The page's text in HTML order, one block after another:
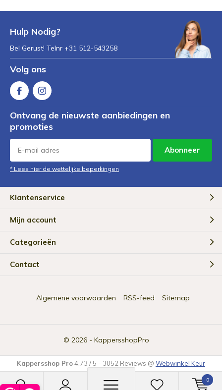
0
Hulp Nodig?
Bel Gerust! Telnr +31 512-543258
Volg ons
Ontvang de nieuwste aanbiedingen en
promoties
Abonneer
* Lees hier de wettelijke beperkingen
Klantenservice
Mijn account
Categorieën
Contact
© 2026 - KappersshopPro
Algemene voorwaarden RSS-feed Sitemap
Kappersshop Pro4.73 /5 - 3052 Reviews @ Webwinkel Keur